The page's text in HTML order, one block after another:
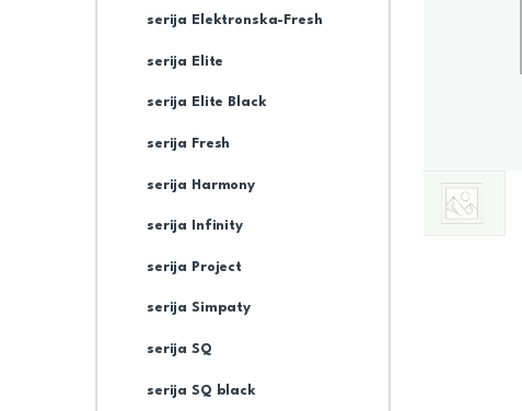
serija Elektronska-Fresh
serija Elite
serija Elite Black
serija Fresh
serija Harmony
serija Infinity
serija Project
serija Simpaty
serija SQ
serija SQ black